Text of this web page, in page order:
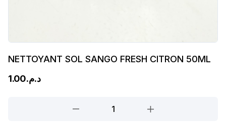
NETTOYANT SOL SANGO FRESH CITRON 50ML
د.م.1.00